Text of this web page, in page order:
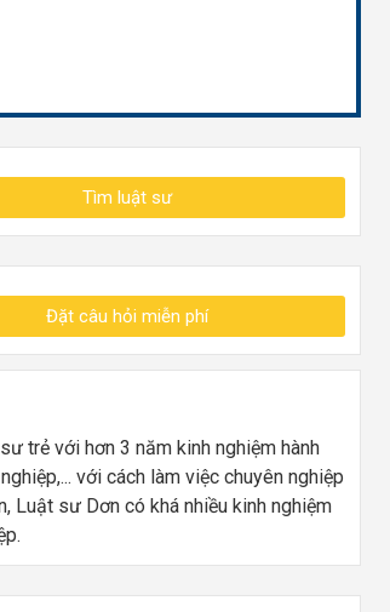
Tìm luật sư
Đặt câu hỏi miễn phí
trẻ với hơn 3 năm kinh nghiệm hành
với cách làm việc chuyên nghiệp
Luật sư Dơn có khá nhiều kinh nghiệm